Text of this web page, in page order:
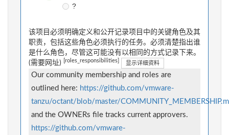
?
该项目必须明确定义和公开记录项目中的关键角色及其
职责，包括这些角色必须执行的任务。必须清楚指出谁
是什么角色，尽管这可能没有以相同的方式记录下来。
(需要网址)
[roles_responsibilities] 显示详细资料
Our community membership and roles are
outlined here: https://github.com/vmware-
tanzu/octant/blob/master/
and the OWNERs file tracks current approvers.
https://github.com/vmware-